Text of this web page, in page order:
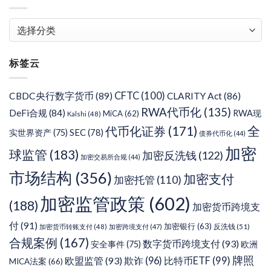
类
标签云
CBDC央行数字货币 (89) CFTC (100) CLARITY Act(86)
DeFi合规(84) Kalshi (48) MiCA(62) RWA代币化 (135) RWA现
实世界资产(75) SEC(78) 代币化证券 (171) 债券代币化 (44) 全
球监管 (183) 加密交易所合规 (44) 加密反洗钱 (122) 加密
市场结构 (356) 加密托管 (110) 加密支付
(188) 加密监管政策 (602) 加密货币跨境支
付(91) 加密货币转账支付 (48) 加密跨境支付 (47) 加密银行(63) 反洗钱(51)
合规案例 (167) 安全事件(75) 数字货币跨境支付(93)欧洲
MICA法案 (66) 欧盟监管 (93)欺诈 (96) 比特币ETF (99) 牌照